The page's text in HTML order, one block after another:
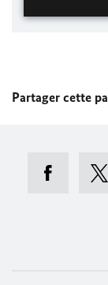
Partager cette